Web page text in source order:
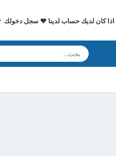
اذا كان لديك حساب لدينا ♥ سجل دخولك